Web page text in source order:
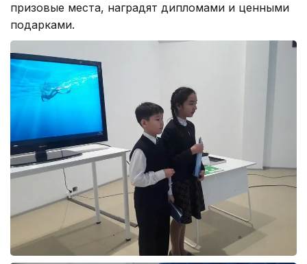
призовые места, наградят дипломами и ценными
подарками.